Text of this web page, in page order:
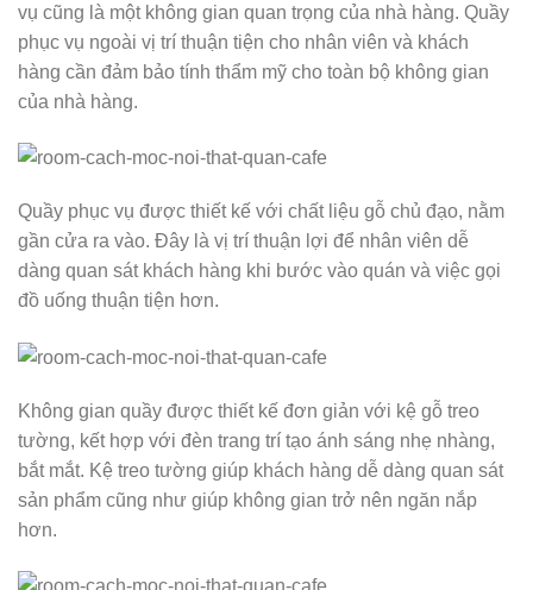
vụ cũng là một không gian quan trọng của nhà hàng. Quầy
phục vụ ngoài vị trí thuận tiện cho nhân viên và khách
hàng cần đảm bảo tính thẩm mỹ cho toàn bộ không gian
của nhà hàng.
Quầy phục vụ được thiết kế với chất liệu gỗ chủ đạo, nằm
gần cửa ra vào. Đây là vị trí thuận lợi để nhân viên dễ
dàng quan sát khách hàng khi bước vào quán và việc gọi
đồ uống thuận tiện hơn.
Không gian quầy được thiết kế đơn giản với kệ gỗ treo
tường, kết hợp với đèn trang trí tạo ánh sáng nhẹ nhàng,
bắt mắt. Kệ treo tường giúp khách hàng dễ dàng quan sát
sản phẩm cũng như giúp không gian trở nên ngăn nắp
hơn.